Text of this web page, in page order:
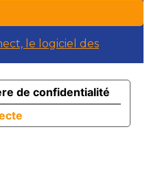
le logiciel des
de confidentialité